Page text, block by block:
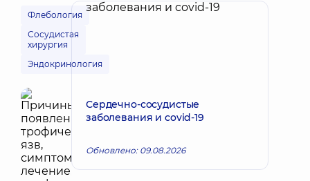
Флебология
Сосудистая
хирургия
Эндокринология
Сердечно-сосудистые
заболевания и covid-19
Обновлено: 09.08.2026